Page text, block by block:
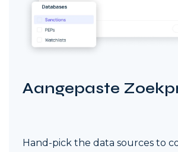
Aangepaste
Hand-pick the data sources to